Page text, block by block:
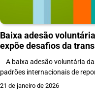
Baixa adesão
expõe desafios da
A baixa adesão voluntária
padrões internacionais de
21 de janeiro de 2026